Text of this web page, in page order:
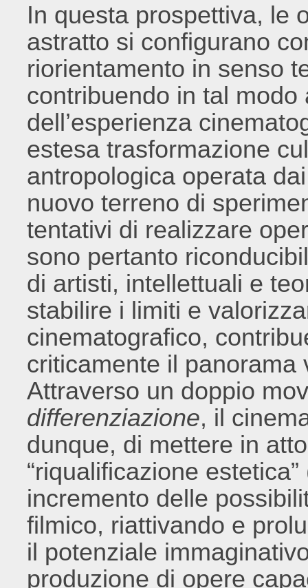
In questa prospettiva, le
astratto si configurano
riorientamento in senso
contribuendo in tal
dell’esperienza
estesa trasformazione
antropologica operata
nuovo terreno di
tentativi di realizzare
sono pertanto
di artisti, intellettuali e
stabilire i limiti e
cinematografico,
criticamente il
Attraverso un doppio
differenziazione, il
dunque, di mettere in
“riqualificazione
incremento delle
filmico, riattivando e
il potenziale
produzione di opere